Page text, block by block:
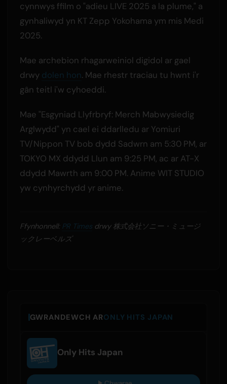
cynnwys ffilm o "adieu LIVE 2025 a la plume," a
gynhaliwyd yn KT Zepp Yokohama ym mis Medi
2025.
Mae archebion rhagarweiniol digidol ar gael
drwy dolen hon. Mae rhestr traciau tu hwnt i'r
gân teitl i'w cyhoeddi.
Mae "Esgyniad Llyfrbryf: Merch Mabwysiedig
Arglwydd" yn cael ei ddarlledu ar Yomiuri
TV/Nippon TV bob dydd Sadwrn am 5:30 PM, ar
TOKYO MX ddydd Llun am 9:25 PM, ac ar AT-X
ddydd Mawrth am 9:00 PM. Anime WIT STUDIO
yw cynhyrchydd yr anime.
Ffynhonnell: PR Timesdrwy 株式会社ソニー・ミュージ
ックレーベルズ
GWRANDEWCH ARONLY HITS JAPAN
Only Hits Japan